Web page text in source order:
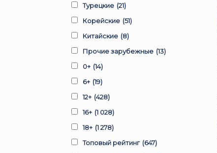
Турецкие (21)
Корейские (51)
Китайские (8)
Прочие зарубежные (13)
0+ (14)
6+ (19)
12+ (428)
16+ (1 028)
18+ (1 278)
Топовый рейтинг (647)